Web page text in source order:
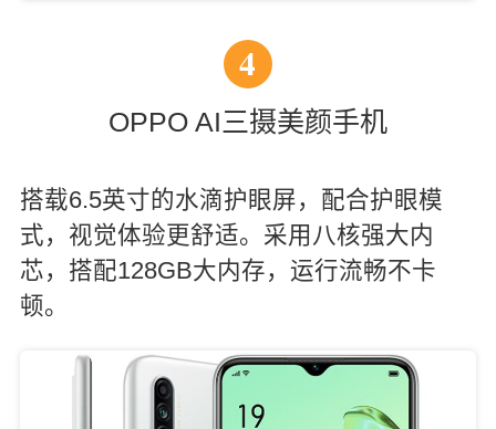
4
OPPO AI三摄美颜手机
搭载6.5英寸的水滴护眼屏，配合护眼模
式，视觉体验更舒适。采用八核强大内
芯，搭配128GB大内存，运行流畅不卡
顿。